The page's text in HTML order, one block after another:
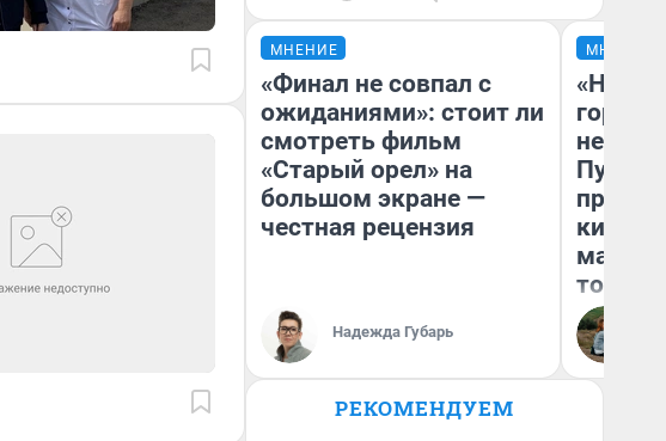
МНЕНИЕ
«Финал не совпал с
ожиданиями»: стоит ли
смотреть фильм
«Старый орел» на
большом экране —
честная рецензия
Надежда Губарь
МНЕНИЕ
«Нет
того
РЕКОМЕНДУЕМ